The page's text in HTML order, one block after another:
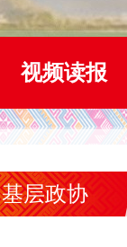
视频读报
基层政协